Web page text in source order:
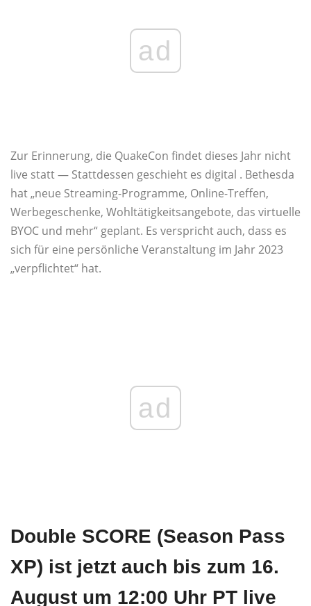
ad
Zur Erinnerung, die QuakeCon findet dieses Jahr nicht
live statt — Stattdessen geschieht es digital . Bethesda
hat „neue Streaming-Programme, Online-Treffen,
Werbegeschenke, Wohltätigkeitsangebote, das virtuelle
BYOC und mehr“ geplant. Es verspricht auch, dass es
sich für eine persönliche Veranstaltung im Jahr 2023
„verpflichtet“ hat.
ad
Double SCORE (Season Pass
XP) ist jetzt auch bis zum 16.
August um 12:00 Uhr PT live